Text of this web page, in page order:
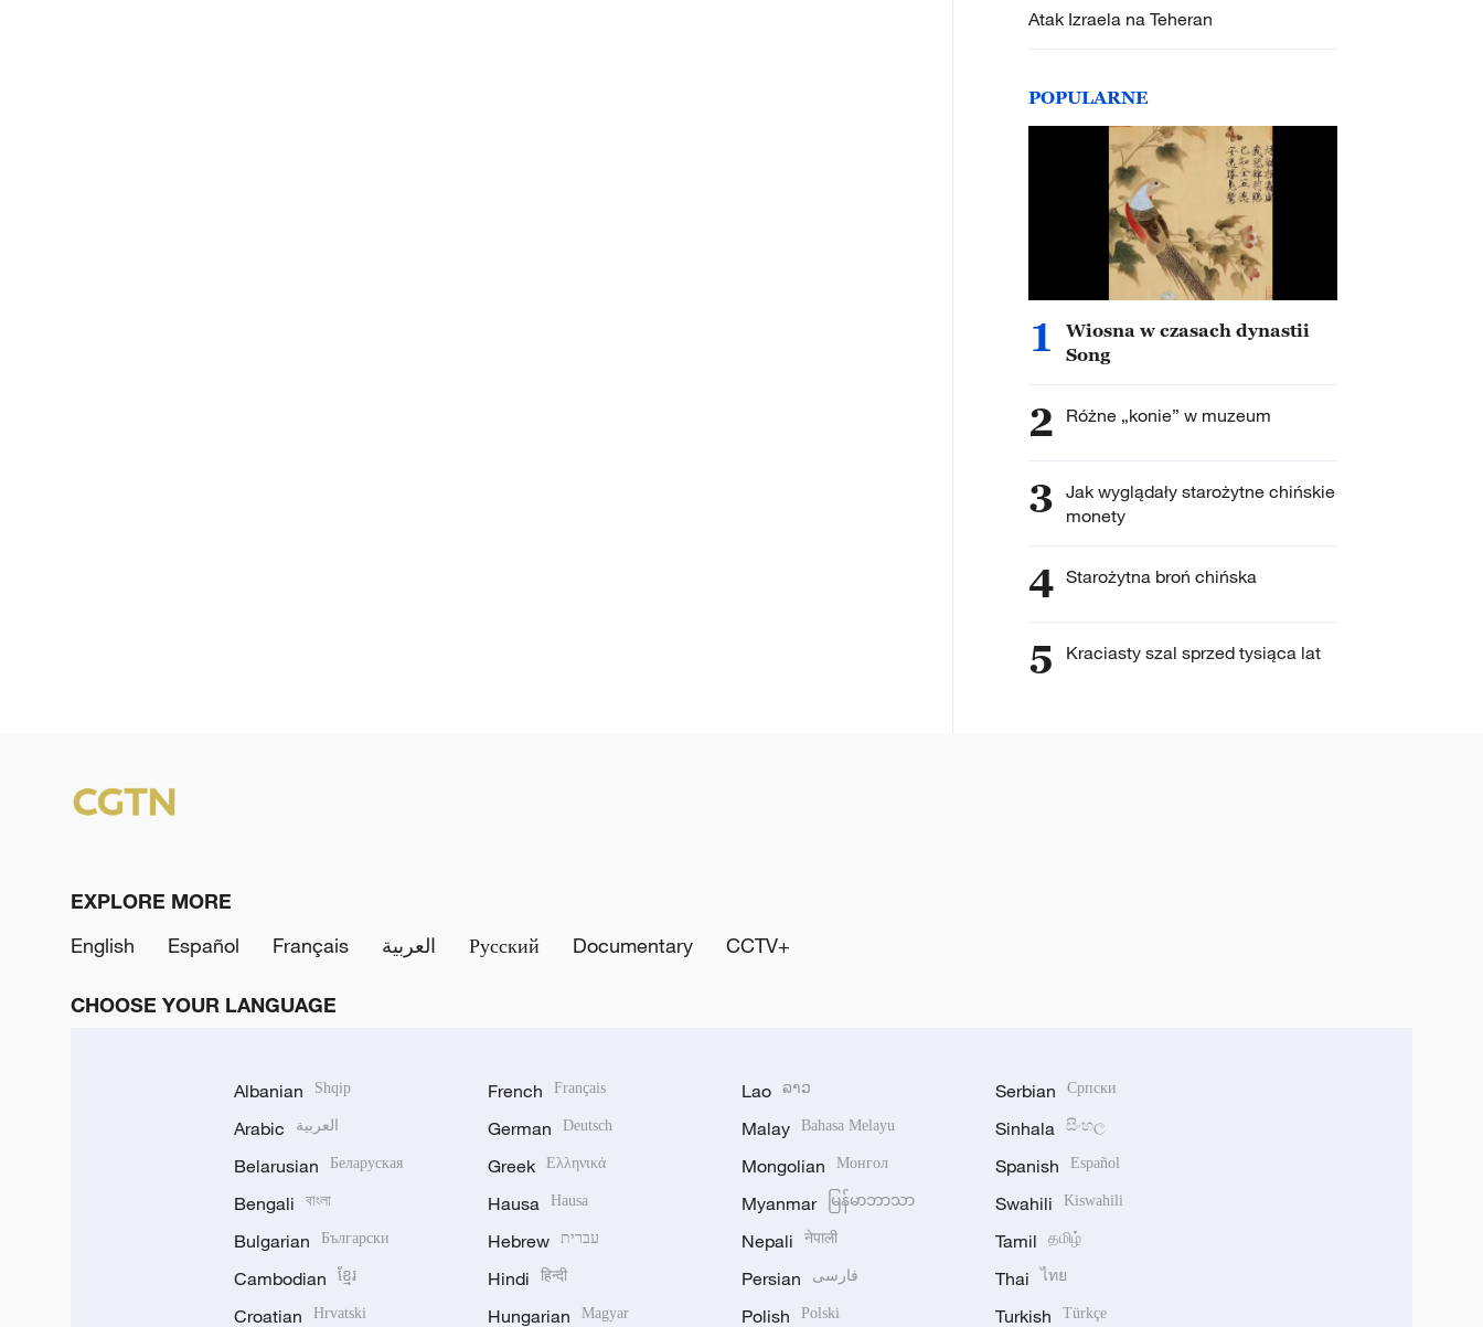
Atak Izraela na Teheran
POPULARNE
1
Wiosna w czasach dynastii
Song
2 Różne „konie” w muzeum
3 Jak wyglądały starożytne chińskie
monety
4 Starożytna broń chińska
5 Kraciasty szal sprzed tysiąca lat
EXPLORE MORE
English
Español Français العربية Русский Documentary CCTV+
CHOOSE YOUR LANGUAGE
Albanian Shqip
Arabic العربية
Belarusian Беларуская
Bengali বাংলা
Bulgarian Български
Cambodian ខ្មែរ
Croatian Hrvatski
French Français
German Deutsch
Greek Ελληνικά
Hausa Hausa
Hebrew עברית
Hindi हिन्दी
Hungarian Magyar
Lao ລາວ
Malay Bahasa Melayu
Mongolian Монгол
Myanmar မြန်မာဘာသာ
Nepali नेपाली
Persian فارسی
Polish Polski
Serbian Српски
Sinhala සිංහල
Spanish Español
Swahili Kiswahili
Tamil தமிழ்
Thai ไทย
Turkish Türkçe